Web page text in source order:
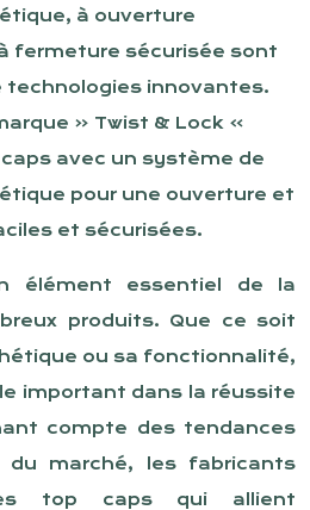
à ouverture
fermeture sécurisée sont
technologies innovantes.
« Twist & Lock »
avec un système de
pour une ouverture et
et sécurisées.
élément essentiel de la
produits. Que ce soit
ou sa fonctionnalité,
important dans la réussite
compte des tendances
marché, les fabricants
top caps qui allient